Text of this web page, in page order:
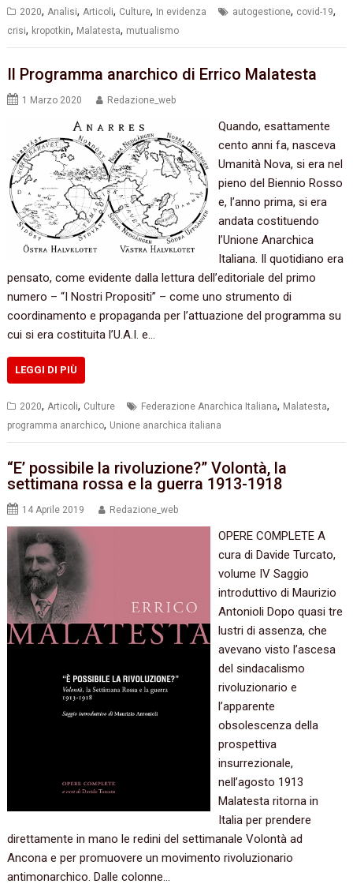
2020,Analisi,Articoli, Culture, In evidenza autogestione, covid-19,
crisi, kropotkin, Malatesta, mutualismo
Il Programma anarchico di Errico Malatesta
1 Marzo 2020 Redazione_web
Quando, esattamente
cento anni fa, nasceva
Umanità Nova, si era nel
pieno del Biennio Rosso
e, l’anno prima, si era
andata costituendo
l’Unione Anarchica
Italiana. Il quotidiano era
pensato, come evidente dalla lettura dell’editoriale del primo
numero – “I Nostri Propositi” – come uno strumento di
coordinamento e propaganda per l’attuazione del programma su
cui si era costituita l’U.A.I. e…
LEGGI DI PIÙ
2020, Articoli, Culture Federazione Anarchica Italiana, Malatesta,
programma anarchico, Unione anarchica italiana
“E’ possibile la rivoluzione?” Volontà, la
settimana rossa e la guerra 1913-1918
14 Aprile 2019 Redazione_web
OPERE COMPLETE A
cura di Davide Turcato,
volume IV Saggio
introduttivo di Maurizio
Antonioli Dopo quasi tre
lustri di assenza, che
avevano visto l’ascesa
del sindacalismo
rivoluzionario e
l’apparente
obsolescenza della
prospettiva
insurrezionale,
nell’agosto 1913
Malatesta ritorna in
Italia per prendere
direttamente in mano le redini del settimanale Volontà ad
Ancona e per promuovere un movimento rivoluzionario
antimonarchico. Dalle colonne…